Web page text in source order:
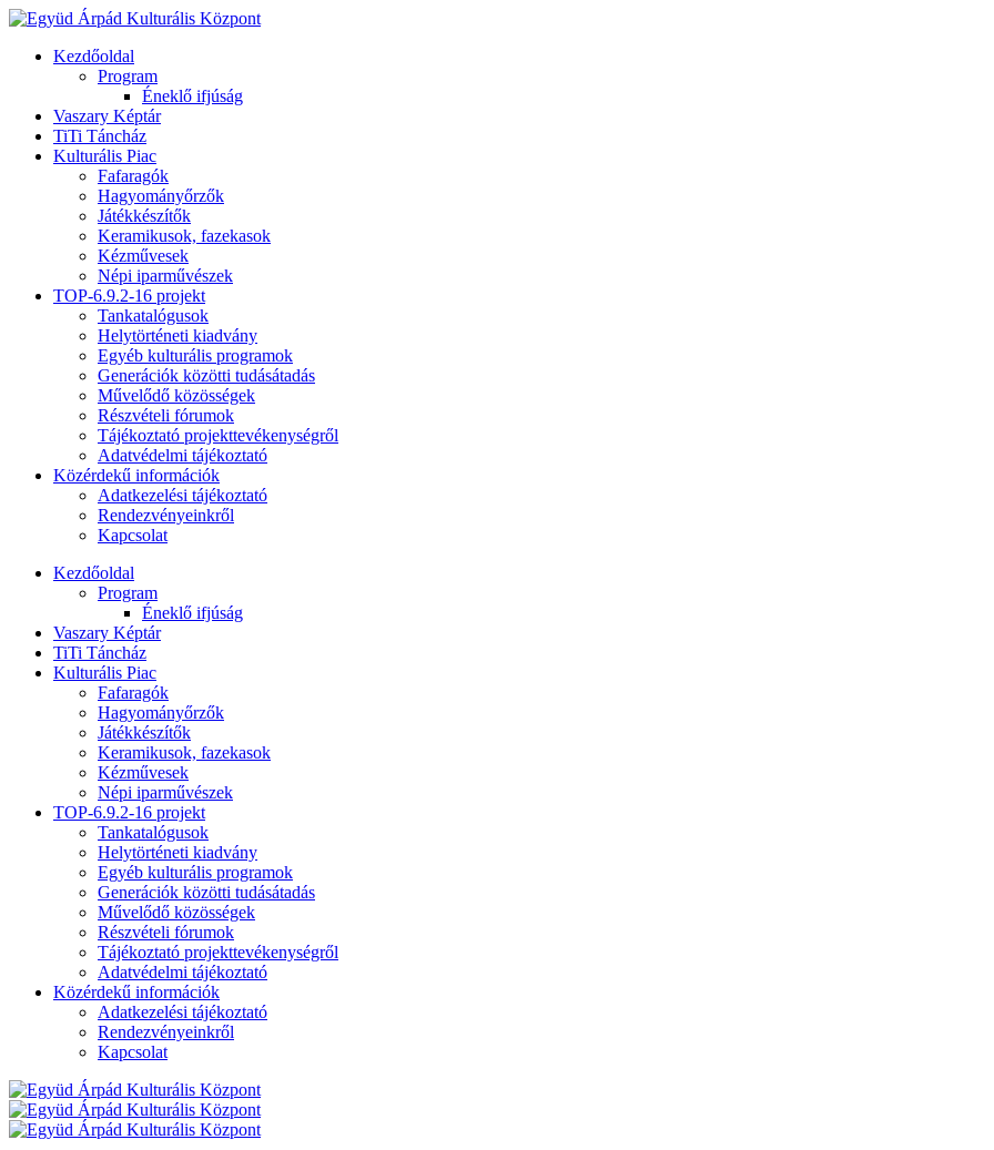
Kezdőoldal
Program
Éneklő ifjúság
Vaszary Képtár
TiTi Táncház
Kulturális Piac
Fafaragók
Hagyományőrzők
Játékkészítők
Keramikusok, fazekasok
Kézművesek
Népi iparművészek
TOP-6.9.2-16 projekt
Tankatalógusok
Helytörténeti kiadvány
Egyéb kulturális programok
Generációk közötti tudásátadás
Művelődő közösségek
Részvételi fórumok
Tájékoztató projekttevékenységről
Adatvédelmi tájékoztató
Közérdekű információk
Adatkezelési tájékoztató
Rendezvényeinkről
Kapcsolat
Kezdőoldal
Program
Éneklő ifjúság
Vaszary Képtár
TiTi Táncház
Kulturális Piac
Fafaragók
Hagyományőrzők
Játékkészítők
Keramikusok, fazekasok
Kézművesek
Népi iparművészek
TOP-6.9.2-16 projekt
Tankatalógusok
Helytörténeti kiadvány
Egyéb kulturális programok
Generációk közötti tudásátadás
Művelődő közösségek
Részvételi fórumok
Tájékoztató projekttevékenységről
Adatvédelmi tájékoztató
Közérdekű információk
Adatkezelési tájékoztató
Rendezvényeinkről
Kapcsolat